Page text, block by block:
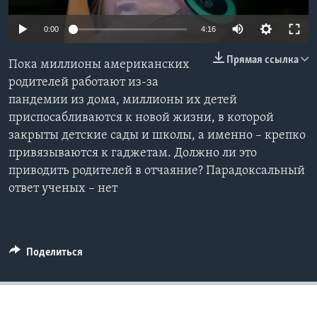
Learning English
СОЦИАЛЬНЫЕ СЕТИ
Языки
0:00 4:16
Прямая ссылка
Пока миллионы американских
родителей работают из-за
пандемии из дома, миллионы их детей
приспосабливаются к новой жизни, в которой
закрыты детские сады и школы, а именно – крепко
привязываются к гаджетам. Должно ли это
приводить родителей в отчаяние? Парадоксальный
ответ ученых – нет
Поделиться